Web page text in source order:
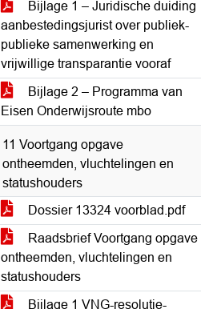
Bijlage 1 – Juridische duiding
aanbestedingsjurist over publiek-
publieke samenwerking en
vrijwillige transparantie vooraf
Bijlage 2 – Programma van
Eisen Onderwijsroute mbo
11 Voortgang opgave
ontheemden, vluchtelingen en
statushouders
Dossier 13324 voorblad.pdf
Raadsbrief Voortgang opgave
ontheemden, vluchtelingen en
statushouders
Bijlage 1 VNG-resolutie-